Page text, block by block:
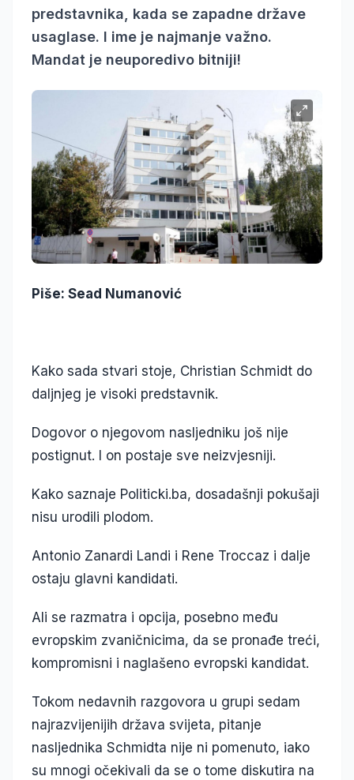
predstavnika, kada se zapadne države
usaglase. I ime je najmanje važno.
Mandat je neuporedivo bitniji!
Piše: Sead Numanović
Kako sada stvari stoje, Christian Schmidt do
daljnjeg je visoki predstavnik.
Dogovor o njegovom nasljedniku još nije
postignut. I on postaje sve neizvjesniji.
Kako saznaje Politicki.ba, dosadašnji pokušaji
nisu urodili plodom.
Antonio Zanardi Landi i Rene Troccaz i dalje
ostaju glavni kandidati.
Ali se razmatra i opcija, posebno među
evropskim zvaničnicima, da se pronađe treći,
kompromisni i naglašeno evropski kandidat.
Tokom nedavnih razgovora u grupi sedam
najrazvijenijih država svijeta, pitanje
nasljednika Schmidta nije ni pomenuto, iako
su mnogi očekivali da se o tome diskutira na